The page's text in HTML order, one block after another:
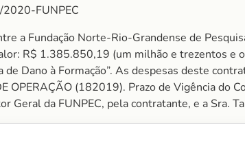
2020-FUNPEC
a Fundação Norte-Rio-Grandense de
R$ 1.385.850,19 (um milhão e trezentos e
de Dano à Formação”. As despesas deste
OPERAÇÃO (182019). Prazo de Vigência do
da FUNPEC, pela contratante, e a Sra.